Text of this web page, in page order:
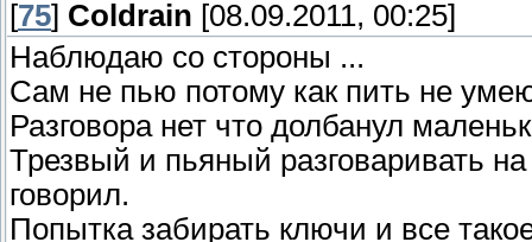
[75] Coldrain [08.09.2011, 00:25]
Наблюдаю со стороны ...
Сам не пью потому как пить не
Разговора нет что долбанул
Трезвый и пьяный разговаривать
говорил.
Попытка забирать ключи и все